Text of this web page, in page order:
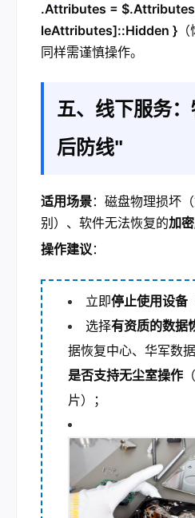
.Attributes = $
leAttributes]::Hidden }
同样需谨慎操作。
五、线下服务
后防线"
适用场景：磁盘物理损坏
别）、软件无法恢复的加
操作建议：
立即停止使用设备
选择有资质的数据
据恢复中心、华军数
是否支持无尘室操作
片）；